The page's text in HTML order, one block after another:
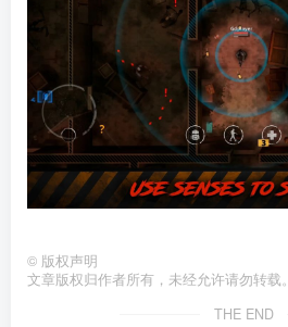
© 版权声明
文章版权归作者所有，未经允许请勿转载。
THE END